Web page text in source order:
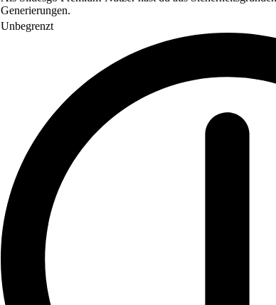
Generierungen.
Unbegrenzt